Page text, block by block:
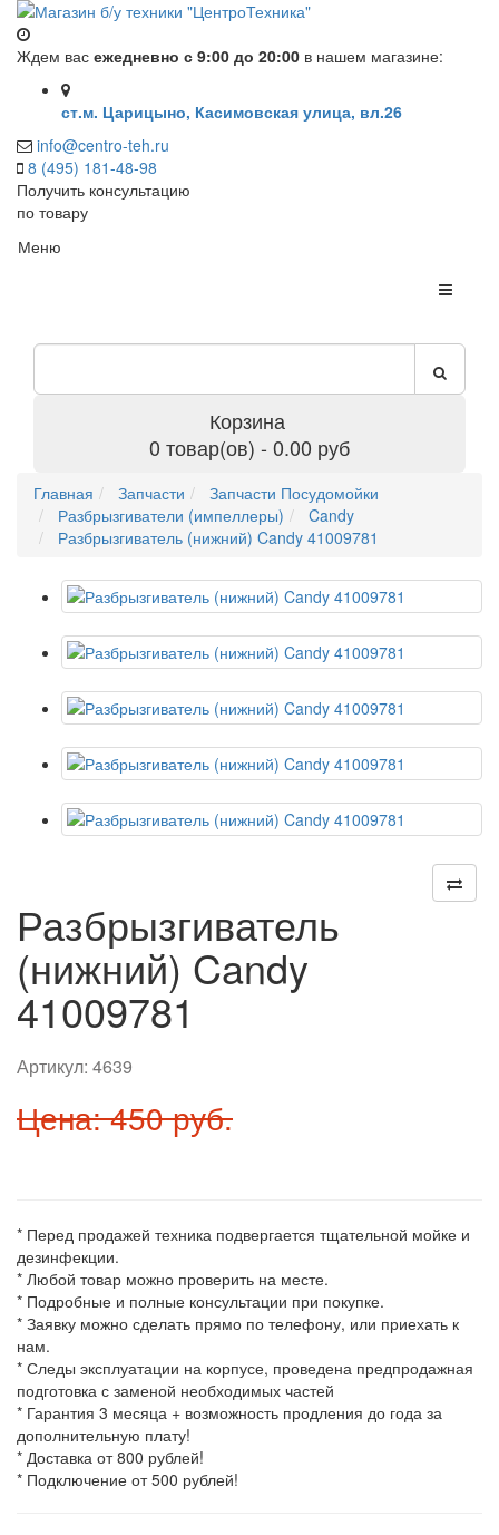
Ждем вас ежедневно с 9:00 до 20:00 в нашем магазине:
ст.м. Царицыно, Касимовская улица, вл.26
info@centro-teh.ru
8 (495) 181-48-98
Получить консультацию
по товару
Меню
Корзина
0 товар(ов) - 0.00 руб
Главная Запчасти
Запчасти Посудомойки
Разбрызгиватели (импеллеры)
Candy
Разбрызгиватель (нижний) Candy 41009781
Разбрызгиватель
(нижний) Candy
41009781
Артикул: 4639
Цена: 450 руб.
* Перед продажей техника подвергается тщательной мойке и
дезинфекции.
* Любой товар можно проверить на месте.
* Подробные и полные консультации при покупке.
* Заявку можно сделать прямо по телефону, или приехать к
нам.
* Следы эксплуатации на корпусе, проведена предпродажная
подготовка с заменой необходимых частей
* Гарантия 3 месяца + возможность продления до года за
дополнительную плату!
* Доставка от 800 рублей!
* Подключение от 500 рублей!